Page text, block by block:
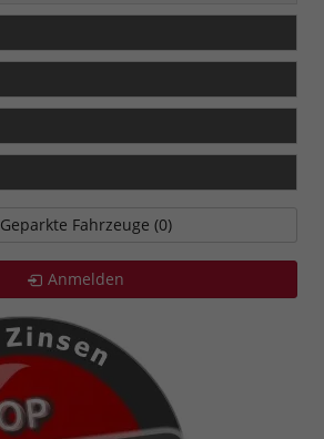
Geparkte Fahrzeuge (0)
Anmelden